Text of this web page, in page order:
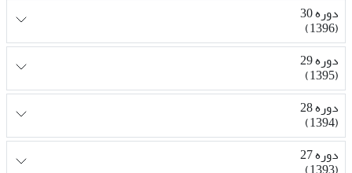
دوره 30
(1396)
دوره 29
(1395)
دوره 28
(1394)
دوره 27